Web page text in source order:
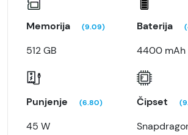
Memorija (9.09)
512 GB
Baterija
4400 mAh
Punjenje (6.80)
45 W
Čipset